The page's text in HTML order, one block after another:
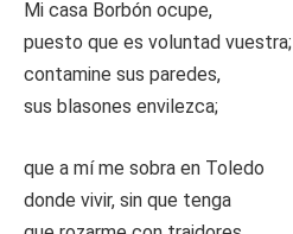
Mi casa Borbón ocupe,
puesto que es voluntad vuestra;
contamine sus paredes,
sus blasones envilezca;
que a mí me sobra en Toledo
donde vivir, sin que tenga